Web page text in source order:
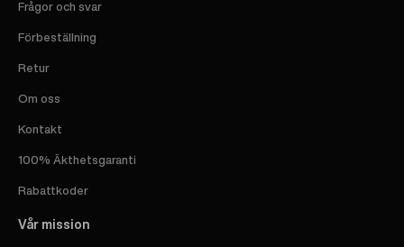
Frågor och svar
Förbeställning
Retur
Om oss
Kontakt
100% Äkthetsgaranti
Rabattkoder
Vår mission